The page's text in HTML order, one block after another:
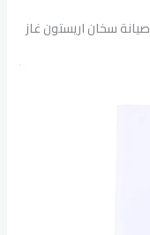
سخان اريستون غاز